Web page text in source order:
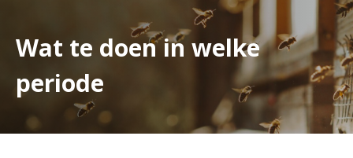
Wat te doen in welke
periode